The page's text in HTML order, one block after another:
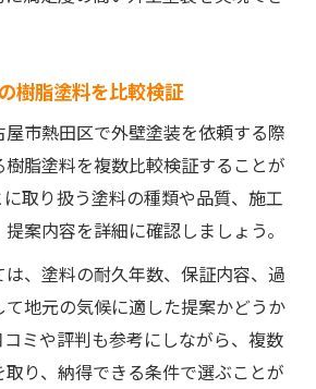
樹脂塗料を比較検証
市熱田区で外壁塗装を依頼する際
脂塗料を複数比較検証することが
取り扱う塗料の種類や品質、施工
案内容を詳細に確認しましょう。
、塗料の耐久年数、保証内容、過
地元の気候に適した提案かどうか
ミや評判も参考にしながら、複数
り、納得できる条件で選ぶことが